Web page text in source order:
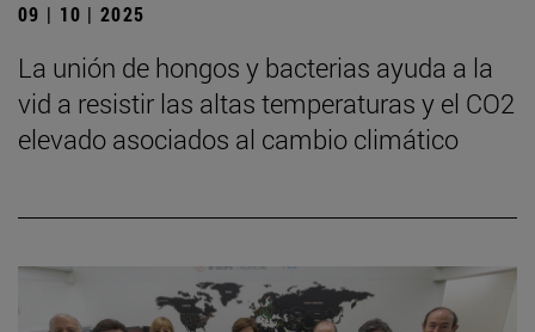
09 | 10 | 2025
La unión de hongos y bacterias ayuda a la
vid a resistir las altas temperaturas y el CO2
elevado asociados al cambio climático